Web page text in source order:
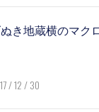
き地蔵横のマク
/ 12 / 30